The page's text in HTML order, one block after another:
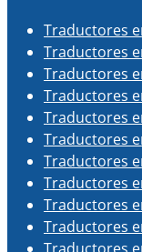
Traductores
Traductores
Traductores
Traductores
Traductores
Traductores
Traductores
Traductores
Traductores
Traductores
Traductores